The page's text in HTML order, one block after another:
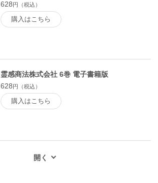
628円（税込）
購入はこちら
霊感商法株式会社 6巻 電子書籍版
628円（税込）
購入はこちら